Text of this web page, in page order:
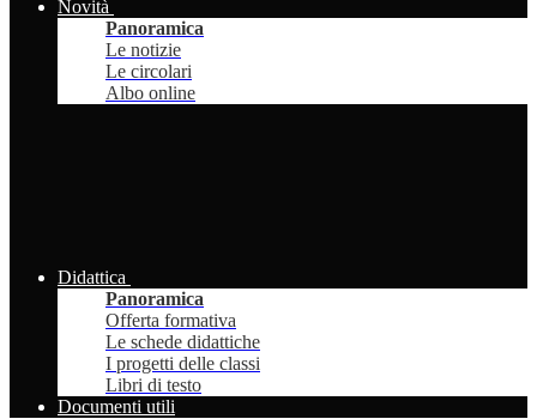
Novità
Panoramica
Le notizie
Le circolari
Albo online
Didattica
Panoramica
Offerta formativa
Le schede didattiche
I progetti delle classi
Libri di testo
Documenti utili